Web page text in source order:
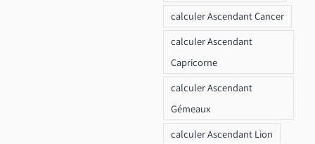
calculer Ascendant Cancer
calculer Ascendant
Capricorne
calculer Ascendant
Gémeaux
calculer Ascendant Lion